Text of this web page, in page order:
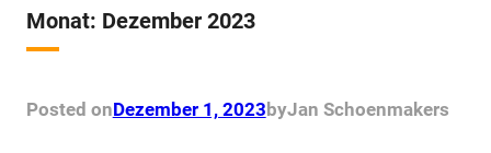
Monat: Dezember 2023
Posted onDezember 1, 2023byJan Schoenmakers